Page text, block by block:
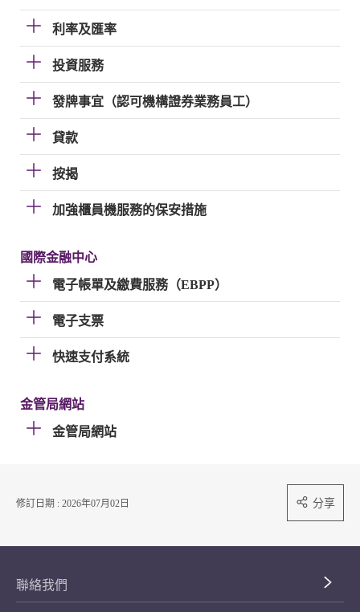
利率及匯率
投資服務
發牌事宜（認可機構證券業務員工）
貸款
按揭
加強櫃員機服務的保安措施
國際金融中心
電子帳單及繳費服務（EBPP）
電子支票
快速支付系統
金管局網站
金管局網站
修訂日期 : 2026年07月02日 分享
聯絡我們